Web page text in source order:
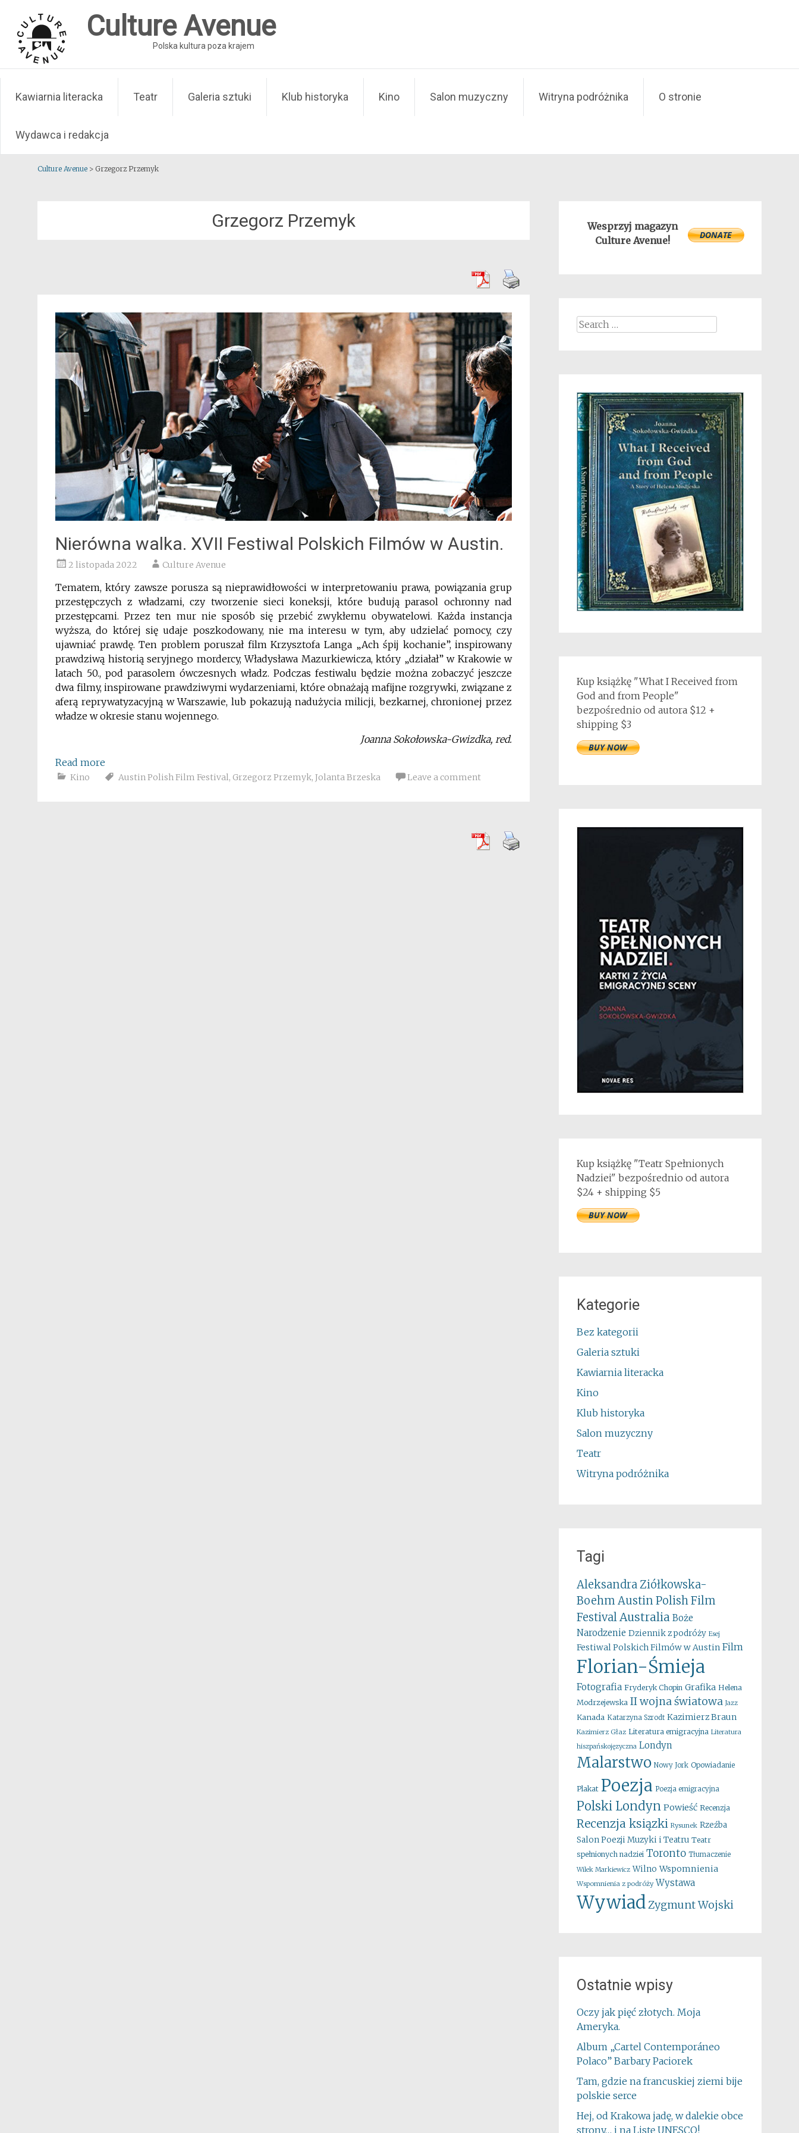
content
Culture Avenue
Polska kultura poza krajem
Kawiarnia literacka Teatr Galeria sztuki Klub historyka Kino Salon muzyczny Witryna podróżnika O stronie
Wydawca i redakcja
Culture Avenue > Grzegorz Przemyk
Grzegorz Przemyk
Nierówna walka. XVII Festiwal Polskich Filmów w Austin.
2 listopada 2022 Culture Avenue
Tematem, który zawsze porusza są nieprawidłowości w interpretowaniu prawa, powiązania grup
przestępczych z władzami, czy tworzenie sieci koneksji, które budują parasol ochronny nad
przestępcami. Przez ten mur nie sposób się przebić zwykłemu obywatelowi. Każda instancja
wyższa, do której się udaje poszkodowany, nie ma interesu w tym, aby udzielać pomocy, czy
ujawniać prawdę. Ten problem poruszał film Krzysztofa Langa „Ach śpij kochanie”, inspirowany
prawdziwą historią seryjnego mordercy, Władysława Mazurkiewicza, który „działał” w Krakowie w
latach 50., pod parasolem ówczesnych władz. Podczas festiwalu będzie można zobaczyć jeszcze
dwa filmy, inspirowane prawdziwymi wydarzeniami, które obnażają mafijne rozgrywki, związane z
aferą reprywatyzacyjną w Warszawie, lub pokazują nadużycia milicji, bezkarnej, chronionej przez
władze w okresie stanu wojennego.
Joanna Sokołowska-Gwizdka, red.
Read more
Kino Austin Polish Film Festival, Grzegorz Przemyk, Jolanta Brzeska Leave a comment
Wesprzyj magazyn
Culture Avenue!
Search
Kup książkę "What I Received from
God and from People"
bezpośrednio od autora $12 +
shipping $3
Kup książkę "Teatr Spełnionych
Nadziei" bezpośrednio od autora
$24 + shipping $5
Kategorie
Bez kategorii
Galeria sztuki
Kawiarnia literacka
Kino
Klub historyka
Salon muzyczny
Teatr
Witryna podróżnika
Tagi
Aleksandra Ziółkowska-
Boehm Austin Polish Film
FestivalAustralia Boże
Narodzenie Dziennik z podróży Esej
Festiwal Polskich Filmów w Austin Film
Florian-Śmieja
Fotografia Fryderyk Chopin Grafika Helena
Modrzejewska II wojna światowa Jazz
Kanada Katarzyna Szrodt Kazimierz Braun
Kazimierz Głaz Literatura emigracyjna Literatura
hiszpańskojęzyczna Londyn
Malarstwo Nowy Jork Opowiadanie
Plakat Poezja Poezja emigracyjna
Polski Londyn Powieść Recenzja
Recenzja ksiązki Rysunek Rzeźba
Salon Poezji Muzyki i Teatru Teatr
spełnionych nadziei Toronto Tłumaczenie
Wilek Markiewicz Wilno Wspomnienia
Wspomnienia z podróży Wystawa
WywiadZygmunt Wojski
Ostatnie wpisy
Oczy jak pięć złotych. Moja
Ameryka.
Album „Cartel Contemporáneo
Polaco” Barbary Paciorek
Tam, gdzie na francuskiej ziemi bije
polskie serce
Hej, od Krakowa jadę, w dalekie obce
strony… i na Listę UNESCO!